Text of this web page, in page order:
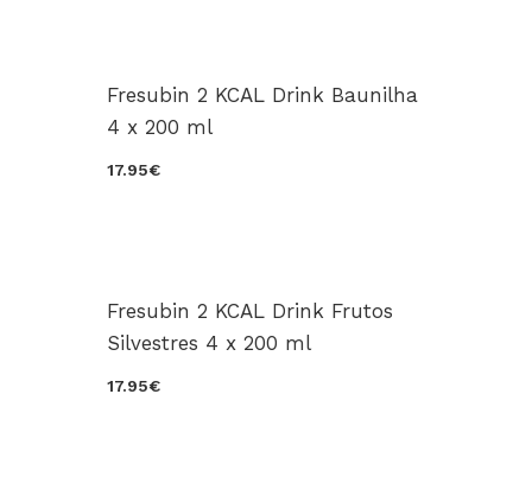
Fresubin 2 KCAL Drink Baunilha
4 x 200 ml
17.95€
Fresubin 2 KCAL Drink Frutos
Silvestres 4 x 200 ml
17.95€